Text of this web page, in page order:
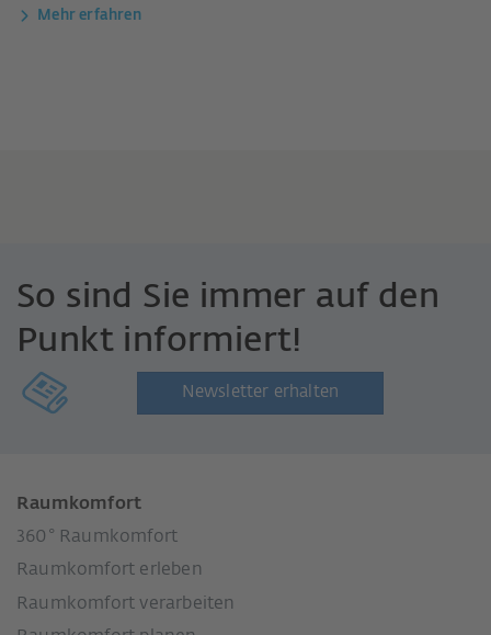
Mehr erfahren
So sind Sie immer auf den
Punkt informiert!
Newsletter erhalten
Raumkomfort
360° Raumkomfort
Raumkomfort erleben
Raumkomfort verarbeiten